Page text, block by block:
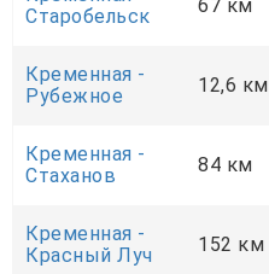
Старобельск
67 км
Кременная -
Рубежное
12,6 км
Кременная -
Стаханов
84 км
Кременная -
Красный Луч
152 км